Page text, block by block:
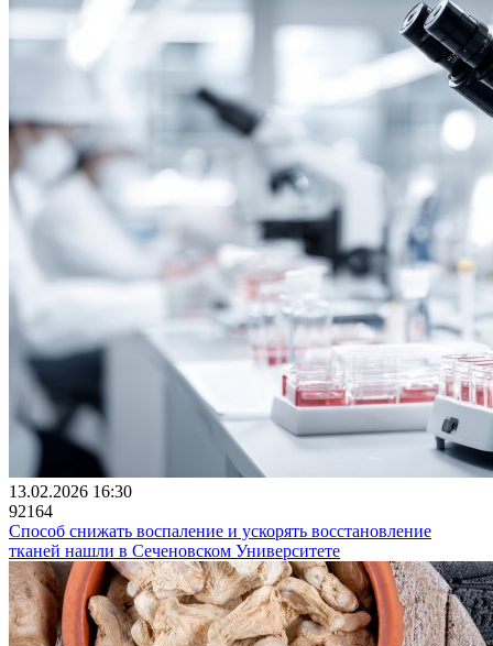
13.02.2026 16:30
92164
Способ снижать воспаление и ускорять восстановление
тканей нашли в Сеченовском Университете